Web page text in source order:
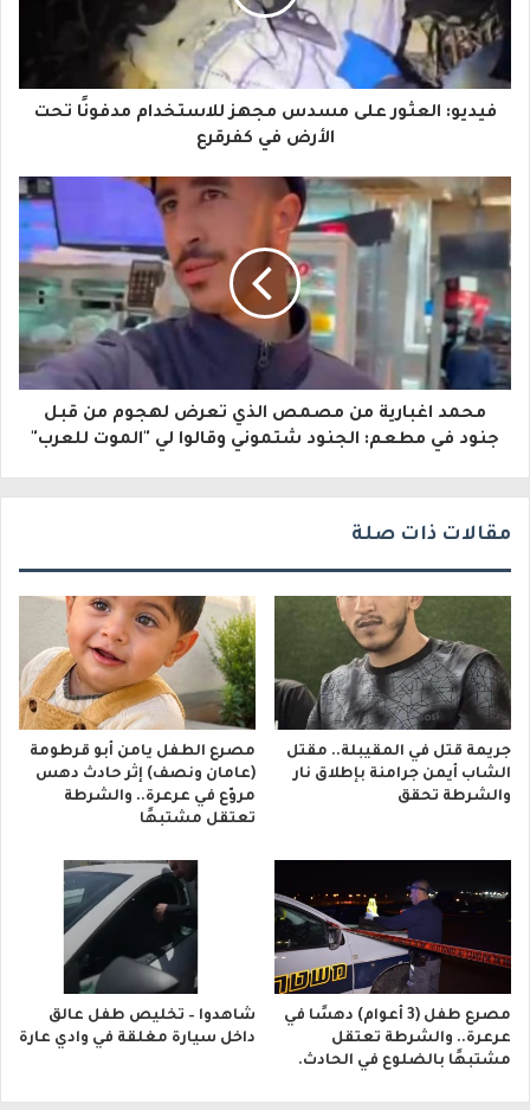
ك
ا
إ
ل
ك
ر
و
فيديو: العثور على مسدس مجهز للاستخدام مدفونًا تحت
الأرض في كفرقرع
محمد اغبارية من مصمص الذي تعرض لهجوم من قبل
جنود في مطعم: الجنود شتموني وقالوا لي "الموت للعرب"
مقالات ذات صلة
جريمة قتل في المقيبلة.. مقتل
الشاب أيمن جرامنة بإطلاق نار
والشرطة تحقق
مصرع الطفل يامن أبو قرطومة
(عامان ونصف) إثر حادث دهس
مروّع في عرعرة.. والشرطة
تعتقل مشتبهًا
مصرع طفل (3 أعوام) دهسًا في
عرعرة.. والشرطة تعتقل
مشتبهًا بالضلوع في الحادث.
شاهدوا – تخليص طفل عالق
داخل سيارة مغلقة في وادي عارة